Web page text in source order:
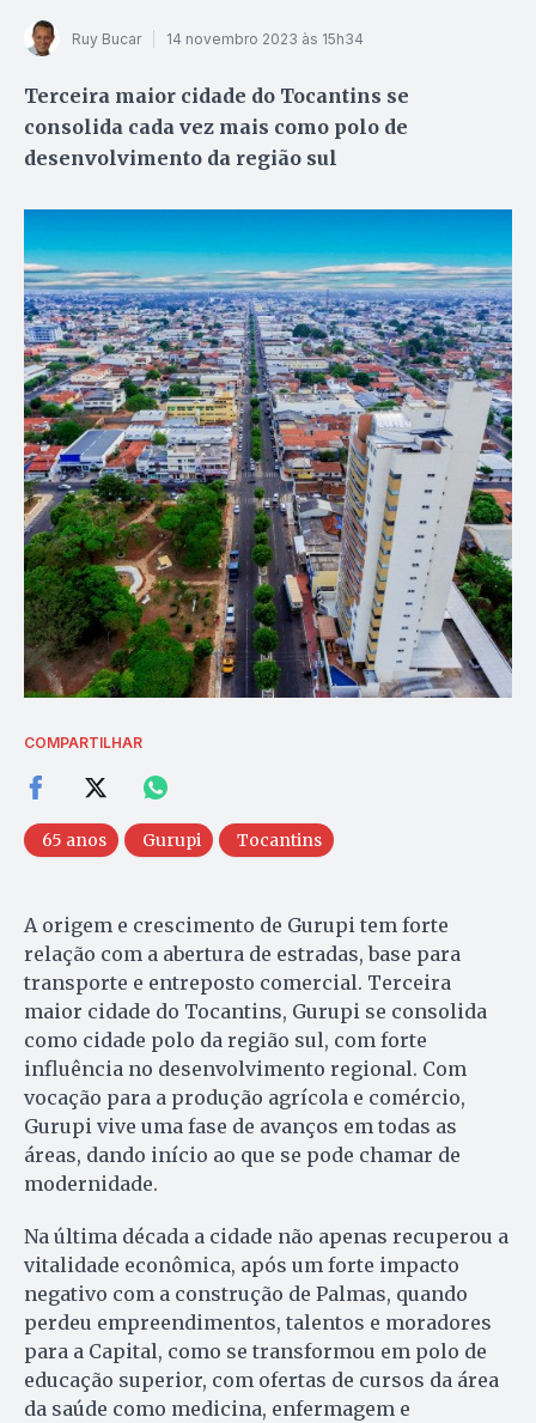
Ruy Bucar 14 novembro 2023 às 15h34
Terceira maior cidade do Tocantins se
consolida cada vez mais como polo de
desenvolvimento da região sul
COMPARTILHAR
65 anos Gurupi Tocantins
A origem e crescimento de Gurupi tem forte
relação com a abertura de estradas, base para
transporte e entreposto comercial. Terceira
maior cidade do Tocantins, Gurupi se consolida
como cidade polo da região sul, com forte
influência no desenvolvimento regional. Com
vocação para a produção agrícola e comércio,
Gurupi vive uma fase de avanços em todas as
áreas, dando início ao que se pode chamar de
modernidade.
Na última década a cidade não apenas recuperou a
vitalidade econômica, após um forte impacto
negativo com a construção de Palmas, quando
perdeu empreendimentos, talentos e moradores
para a Capital, como se transformou em polo de
educação superior, com ofertas de cursos da área
da saúde como medicina, enfermagem e